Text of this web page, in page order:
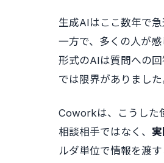
生成AIはここ数年で
一方で、多くの人が
形式のAIは質問への
では限界がありました
Coworkは、こうした
相談相手ではなく、
ルダ単位で情報を渡